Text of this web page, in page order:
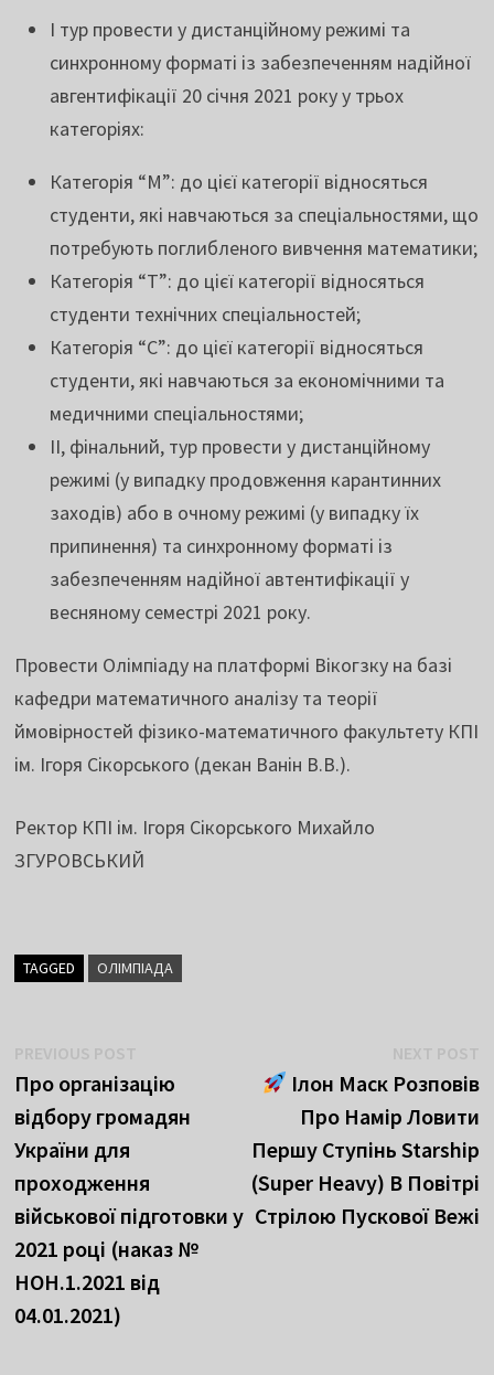
І тур провести у дистанційному режимі та
синхронному форматі із забезпеченням надійної
авгентифікації 20 січня 2021 року у трьох
категоріях:
Категорія “М”: до цієї категорії відносяться
студенти, які навчаються за спеціальностями, що
потребують поглибленого вивчення математики;
Категорія “Т”: до цієї категорії відносяться
студенти технічних спеціальностей;
Категорія “С”: до цієї категорії відносяться
студенти, які навчаються за економічними та
медичними спеціальностями;
II, фінальний, тур провести у дистанційному
режимі (у випадку продовження карантинних
заходів) або в очному режимі (у випадку їх
припинення) та синхронному форматі із
забезпеченням надійної автентифікації у
весняному семестрі 2021 року.
Провести Олімпіаду на платформі Вікогзку на базі
кафедри математичного аналізу та теорії
ймовірностей фізико-математичного факультету КПІ
ім. Ігоря Сікорського (декан Ванін В.В.).
Ректор КПІ ім. Ігоря Сікорського Михайло
ЗГУРОВСЬКИЙ
TAGGED ОЛІМПІАДА
записів post:
Про організацію
відбору громадян
України для
проходження
військової підготовки у
2021 році (наказ №
НОН.1.2021 від
04.01.2021)
Ілон Маск Розповів
Про Намір Ловити
Першу Ступінь Starship
(Super Heavy) В Повітрі
Стрілою Пускової Вежі